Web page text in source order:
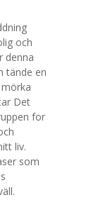
och
denna
tände en
Det
for
liv.
som